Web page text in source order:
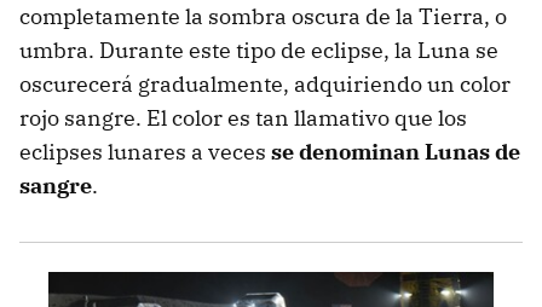
completamente la sombra oscura de la Tierra, o
umbra. Durante este tipo de eclipse, la Luna se
oscurecerá gradualmente, adquiriendo un color
rojo sangre. El color es tan llamativo que los
eclipses lunares a veces se denominan Lunas de
sangre.